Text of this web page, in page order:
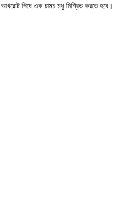
আখরোট পিষে এক চামচ মধু মিশ্রিত করতে হবে।